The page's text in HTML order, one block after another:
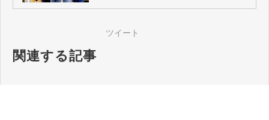
ツイート
関連する記事